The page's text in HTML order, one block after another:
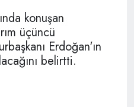
konuşan
üçüncü
Erdoğan'ın
belirtti.